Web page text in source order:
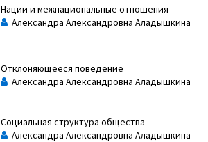
Нации и межнациональные отношения
Александра Александровна Аладышкина
Отклоняющееся поведение
Александра Александровна Аладышкина
Социальная структура общества
Александра Александровна Аладышкина